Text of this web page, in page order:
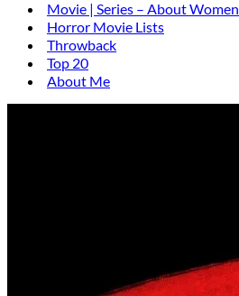
Movie | Series – About Women
Horror Movie Lists
Throwback
Top 20
About Me